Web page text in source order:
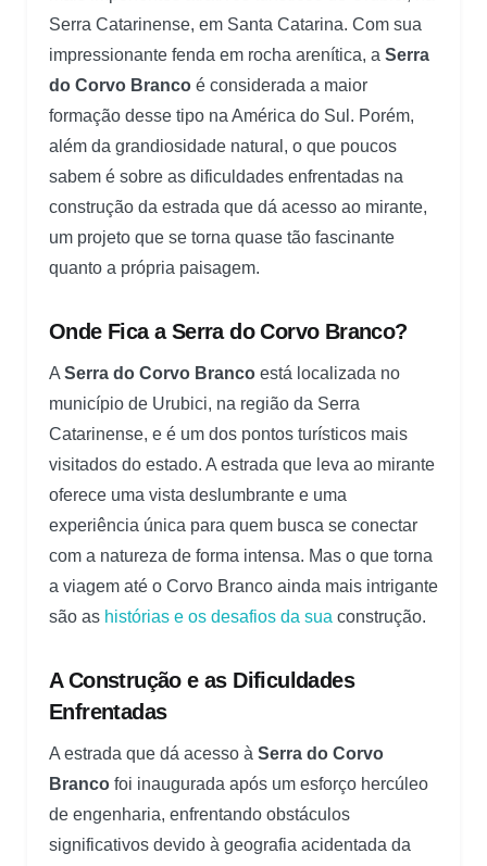
Serra Catarinense, em Santa Catarina. Com sua
impressionante fenda em rocha arenítica, a Serra
do Corvo Branco é considerada a maior
formação desse tipo na América do Sul. Porém,
além da grandiosidade natural, o que poucos
sabem é sobre as dificuldades enfrentadas na
construção da estrada que dá acesso ao mirante,
um projeto que se torna quase tão fascinante
quanto a própria paisagem.
Onde Fica a Serra do Corvo Branco?
A Serra do Corvo Branco está localizada no
município de Urubici, na região da Serra
Catarinense, e é um dos pontos turísticos mais
visitados do estado. A estrada que leva ao mirante
oferece uma vista deslumbrante e uma
experiência única para quem busca se conectar
com a natureza de forma intensa. Mas o que torna
a viagem até o Corvo Branco ainda mais intrigante
são as histórias e os desafios da sua construção.
A Construção e as Dificuldades
Enfrentadas
A estrada que dá acesso à Serra do Corvo
Branco foi inaugurada após um esforço hercúleo
de engenharia, enfrentando obstáculos
significativos devido à geografia acidentada da